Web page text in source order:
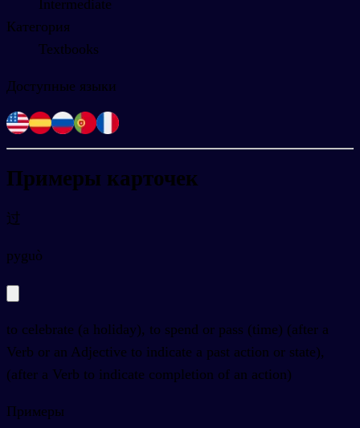
Intermediate
Категория
Textbooks
Доступные языки
Примеры карточек
过
pyguò
to celebrate (a holiday), to spend or pass (time) (after a
Verb or an Adjective to indicate a past action or state),
(after a Verb to indicate completion of an action)
Примеры